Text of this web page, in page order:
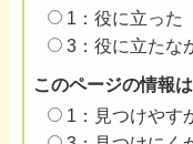
1：役に立った
3：役に立たな
このページの情報
1：見つけやす